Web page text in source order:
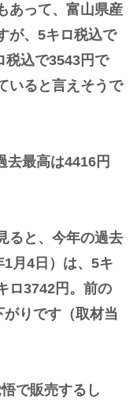
あって、富山県産
が、5キロ税込で
税込で3543円で
いると言えそうで
去最高は4416円
ると、今年の過去
月4日）は、5キ
ロ3742円。前の
りです（取材当
で販売するし